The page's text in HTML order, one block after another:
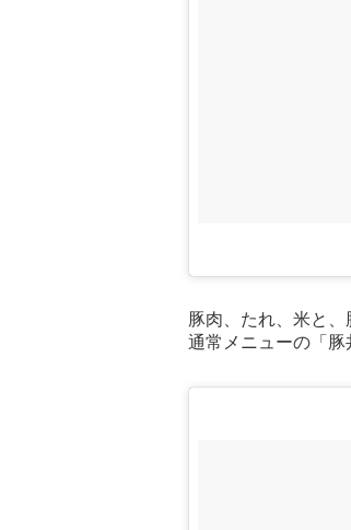
豚肉、たれ、米と、
通常メニューの「豚